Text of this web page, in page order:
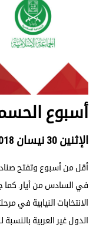
أسبوع
الإثنين 30 نيسان 2018
أقل من أسبوع وتفتح
في السادس من أيار. كما
الانتخابات النيابية في
الدول غير العربية